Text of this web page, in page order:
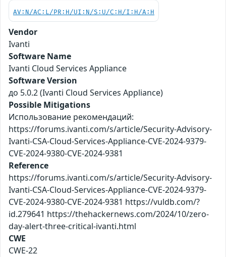
AV:N/AC:L/PR:H/UI:N/S:U/C:H/I:H/A:H
Vendor
Ivanti
Software Name
Ivanti Cloud Services Appliance
Software Version
до 5.0.2 (Ivanti Cloud Services Appliance)
Possible Mitigations
Использование рекомендаций:
https://forums.ivanti.com/s/article/Security-Advisory-
Ivanti-CSA-Cloud-Services-Appliance-CVE-2024-9379-
CVE-2024-9380-CVE-2024-9381
Reference
https://forums.ivanti.com/s/article/Security-Advisory-
Ivanti-CSA-Cloud-Services-Appliance-CVE-2024-9379-
CVE-2024-9380-CVE-2024-9381 https://vuldb.com/?
id.279641 https://thehackernews.com/2024/10/zero-
day-alert-three-critical-ivanti.html
CWE
CWE-22